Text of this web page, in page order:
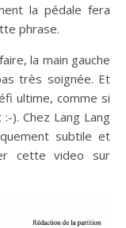
la pédale fera
phrase.
la main gauche
très soignée. Et
ultime, comme si
). Chez Lang Lang
subtile et
cette video sur